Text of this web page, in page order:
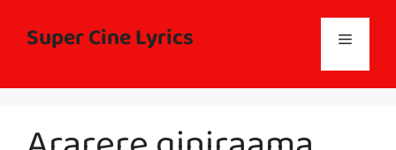
contentSuper Cine Lyrics Menu